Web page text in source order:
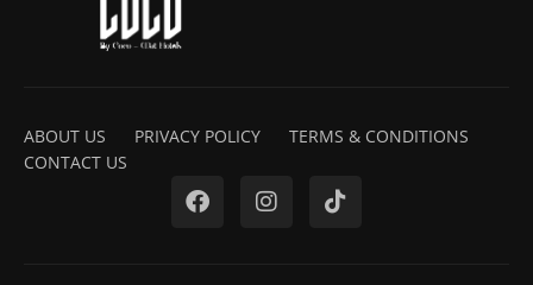
ABOUT US PRIVACY POLICY
TERMS & CONDITIONS
CONTACT US